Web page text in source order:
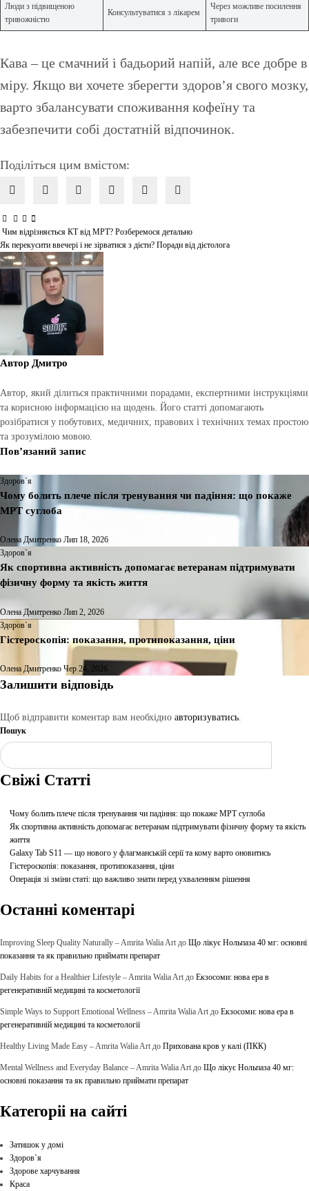
Люди з підвищеною
тривожністю
Консультуватися з лікарем
Через можливе посилення
тривоги
Кава – це смачний і бадьорий напій, але все добре в
міру. Якщо ви хочете зберегти здоров’я свого мозку,
варто збалансувати споживання кофеїну та
забезпечити собі достатній відпочинок.
Поділіться цим вмістом:
Навігація
записів
Чим відрізняється КТ від МРТ? Розберемося детально
Як перекусити ввечері і не зірватися з дієти? Поради від дієтолога
Автор Дмитро
Автор, який ділиться практичними порадами, експертними інструкціями
та корисною інформацією на щодень. Його статті допомагають
розібратися у побутових, медичних, правових і технічних темах простою
та зрозумілою мовою.
Пов’язаний запис
Здоров`я
Чому болить плече після тренування чи падіння: що покаже
МРТ суглоба
Олена Дмитренко Лип 18, 2026
Здоров`я
Як спортивна активність допомагає ветеранам підтримувати
фізичну форму та якість життя
Олена Дмитренко Лип 2, 2026
Здоров`я
Гістероскопія: показання, протипоказання, ціни
Олена Дмитренко Чер 24, 2026
Залишити відповідь
Щоб відправити коментар вам необхідно авторизуватись
Пошук
Свіжі Статті
Чому болить плече після тренування чи падіння: що покаже МРТ суглоба
Як спортивна активність допомагає ветеранам підтримувати фізичну форму та якість
життя
Galaxy Tab S11 — що нового у флагманській серії та кому варто оновитись
Гістероскопія: показання, протипоказання, ціни
Операція зі зміни статі: що важливо знати перед ухваленням рішення
Останні коментарі
Improving Sleep Quality Naturally – Amrita Walia Art до Що лікує Нольпаза 40 мг: основні
показання та як правильно приймати препарат
Daily Habits for a Healthier Lifestyle – Amrita Walia Art до Екзосоми: нова ера в
регенеративній медицині та косметології
Simple Ways to Support Emotional Wellness – Amrita Walia Art до Екзосоми: нова ера в
регенеративній медицині та косметології
Healthy Living Made Easy – Amrita Walia Art до Прихована кров у калі (ПКК)
Mental Wellness and Everyday Balance – Amrita Walia Art до Що лікує Нольпаза 40 мг:
основні показання та як правильно приймати препарат
Категоріі на сайті
Затишок у домі
Здоров`я
Здорове харчування
Краса